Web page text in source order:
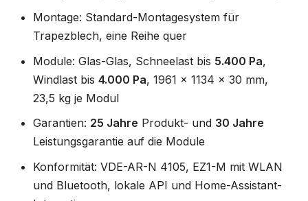
Montage: Standard-Montagesystem für
Trapezblech, eine Reihe quer
Module: Glas-Glas, Schneelast bis 5.400 Pa,
Windlast bis 4.000 Pa, 1961 x 1134 x 30 mm,
23,5 kg je Modul
Garantien: 25 Jahre Produkt- und 30 Jahre
Leistungsgarantie auf die Module
Konformität: VDE-AR-N 4105, EZ1-M mit WLAN
und Bluetooth, lokale API und Home-Assistant-